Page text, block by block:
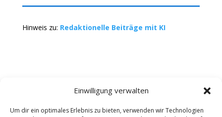
Einwilligung verwalten
Um dir ein optimales Erlebnis zu bieten, verwenden wir Technologien
Hinweis zu: Redaktionelle Beiträge mit KI